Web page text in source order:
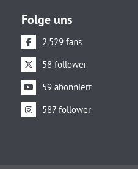
Folge uns
2.529 fans
58 follower
59 abonniert
587 follower